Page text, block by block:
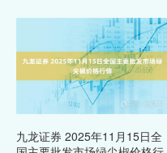
九龙证券 2025年11月15日全